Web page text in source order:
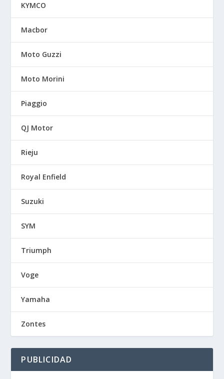
KYMCO
Macbor
Moto Guzzi
Moto Morini
Piaggio
QJ Motor
Rieju
Royal Enfield
Suzuki
SYM
Triumph
Voge
Yamaha
Zontes
PUBLICIDAD